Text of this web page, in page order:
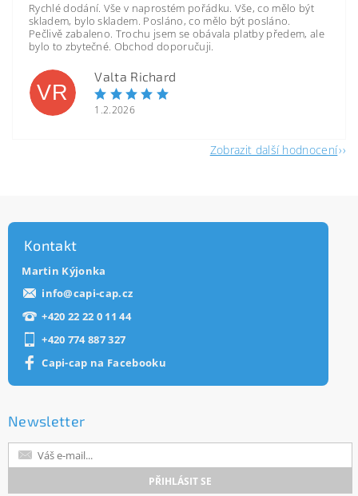
Rychlé dodání. Vše v naprostém pořádku. Vše, co mělo být
skladem, bylo skladem. Posláno, co mělo být posláno.
Pečlivě zabaleno. Trochu jsem se obávala platby předem, ale
bylo to zbytečné. Obchod doporučuji.
VR
Valta Richard
1.2.2026
Zobrazit další hodnocení
Kontakt
Martin Kýjonka
info@capi-cap.cz
+420 22 22 0 11 44
+420 774 887 327
Capi-cap na Facebooku
Newsletter